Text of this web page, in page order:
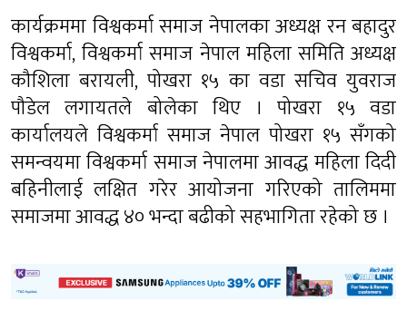
कार्यक्रममा विश्वकर्मा समाज नेपालका अध्यक्ष रन बहादुर
विश्वकर्मा, विश्वकर्मा समाज नेपाल महिला समिति अध्यक्ष
कौशिला बरायली, पोखरा १५ का वडा सचिव युवराज
पौडेल लगायतले बोलेका थिए । पोखरा १५ वडा
कार्यालयले विश्वकर्मा समाज नेपाल पोखरा १५ सँगको
समन्वयमा विश्वकर्मा समाज नेपालमा आवद्ध महिला दिदी
बहिनीलाई लक्षित गरेर आयोजना गरिएको तालिममा
समाजमा आवद्ध ४० भन्दा बढीको सहभागिता रहेको छ ।